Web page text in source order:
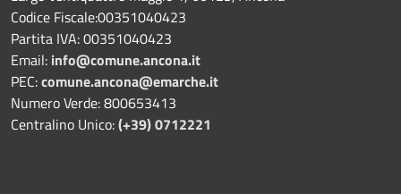
Codice Fiscale:00351040423
Partita IVA: 00351040423
Email: info@comune.ancona.it
PEC:comune.ancona@emarche.it
Numero Verde: 800653413
Centralino Unico:(+39) 0712221